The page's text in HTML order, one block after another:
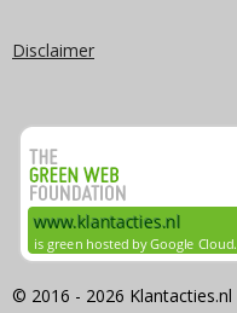
Disclaimer
© 2016 - 2026 Klantacties.nl